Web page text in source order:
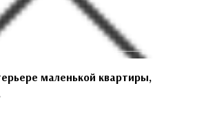
маленькой квартиры,